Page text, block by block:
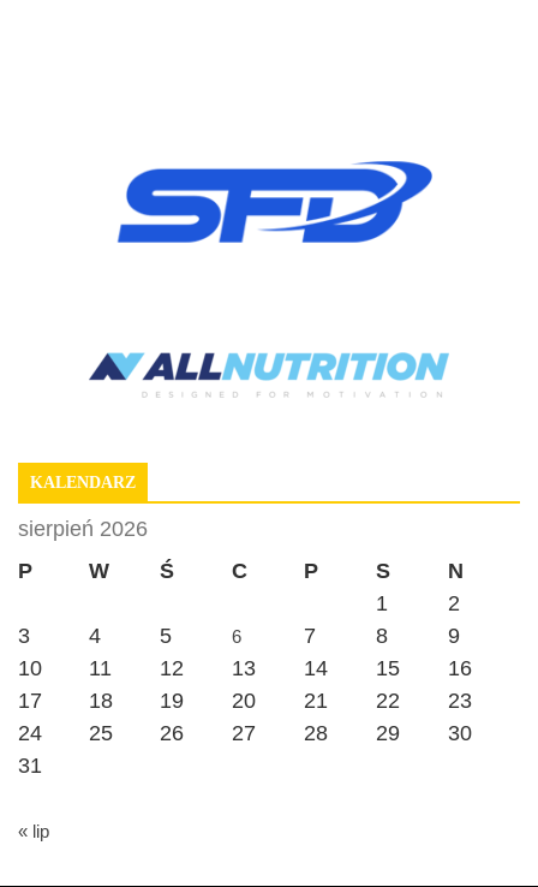
KALENDARZ
sierpień 2026
P
W Ś C P S
N
1
2
3
4 5 6 7 8
9
10
11 12 13 14 15
16
17
18 19 20 21 22
23
24
25 26 27 28 29
30
31
« lip